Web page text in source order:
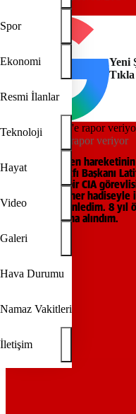
Spor
Ekonomi
Resmi İlanlar
Teknoloji
Hayat
Video
Galeri
Hava Durumu
Namaz Vakitleri
İletişim
Yeni
Gülen, CIA''e rapor veriyor
Bir dönem Gülen
ve Yazarlar Vakfı Başkanı
Gülen Yahudi bir CIA
sunuyor. Olan her
kendisinden dinledim. 8 yıl
gittim. Gözaltına alındım.